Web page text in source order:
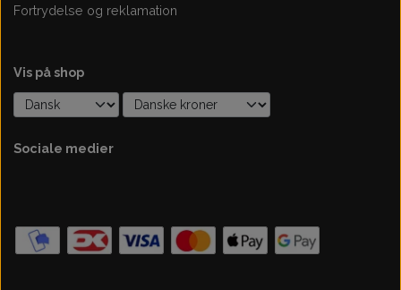
Fortrydelse og reklamation
Vis på shop
Sociale medier